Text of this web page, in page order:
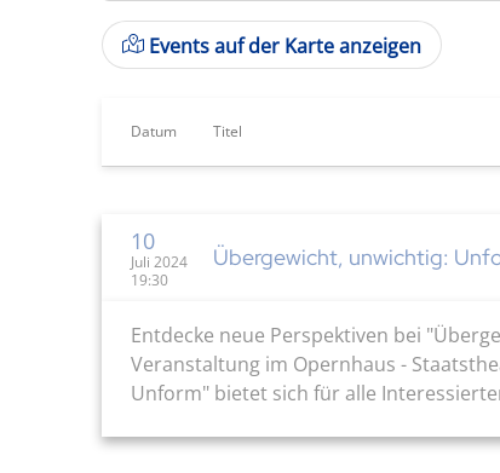
Events auf der Karte anzeigen
Datum Titel
10
Juli 2024
19:30
Übergewicht, unwichtig:
Entdecke neue Perspektiven bei
Veranstaltung im Opernhaus -
Unform" bietet sich für alle